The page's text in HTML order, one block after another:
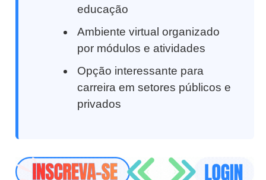
educação
Ambiente virtual organizado
por módulos e atividades
Opção interessante para
carreira em setores públicos e
privados